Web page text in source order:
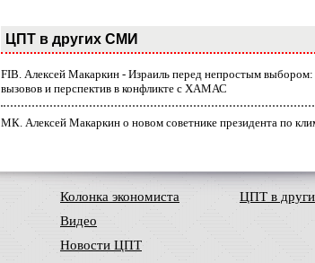
ЦПТ в других СМИ
FIB. Алексей Макаркин - Израиль перед непростым выбором:
вызовов и перспектив в конфликте с ХАМАС
МК. Алексей Макаркин о новом советнике президента по
Колонка экономиста
Видео
Новости ЦПТ
ЦПТ в